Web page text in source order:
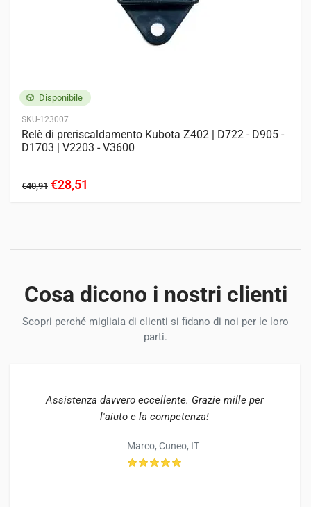
Disponibile
SKU-123007
Relè di preriscaldamento Kubota Z402 | D722 - D905 -
D1703 | V2203 - V3600
€40,91 €28,51
Cosa dicono i nostri clienti
Scopri perché migliaia di clienti si fidano di noi per le loro
parti.
Assistenza davvero eccellente. Grazie mille per
l'aiuto e la competenza!
Marco, Cuneo, IT